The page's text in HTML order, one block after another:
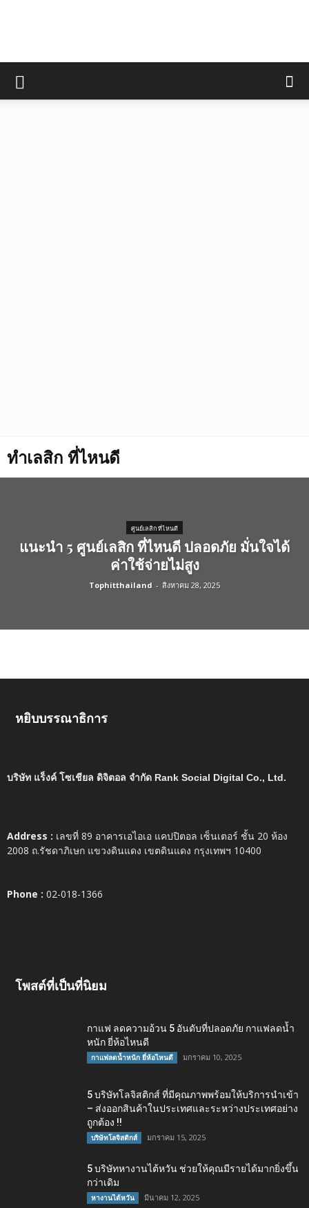
ทำเลสิก ที่ไหนดี
ศูนย์เลสิก ที่ไหนดี
แนะนำ 5 ศูนย์เลสิก ที่ไหนดี ปลอดภัย มั่นใจได้
ค่าใช้จ่ายไม่สูง
Tophitthailand - สิงหาคม 28, 2025
หยิบบรรณาธิการ
บริษัท แร็งค์ โซเชียล ดิจิตอล จำกัด Rank Social Digital Co., Ltd.
Address : เลขที่ 89 อาคารเอไอเอ แคปปิตอล เซ็นเตอร์ ชั้น 20 ห้อง
2008 ถ.รัชดาภิเษก แขวงดินแดง เขตดินแดง กรุงเทพฯ 10400
Phone : 02-018-1366
โพสต์ที่เป็นที่นิยม
กาแฟ ลดความอ้วน 5 อันดับที่ปลอดภัย กาแฟลดน้ำ
หนัก ยี่ห้อไหนดี
กาแฟลดน้ำหนัก ยี่ห้อไหนดี มกราคม 10, 2025
5 บริษัทโลจิสติกส์ ที่มีคุณภาพพร้อมให้บริการนำเข้า
– ส่งออกสินค้าในประเทศและระหว่างประเทศอย่าง
ถูกต้อง !!
บริษัทโลจิสติกส์ มกราคม 15, 2025
5 บริษัทหางานไต้หวัน ช่วยให้คุณมีรายได้มากยิ่งขึ้น
กว่าเดิม
หางานไต้หวัน มีนาคม 12, 2025